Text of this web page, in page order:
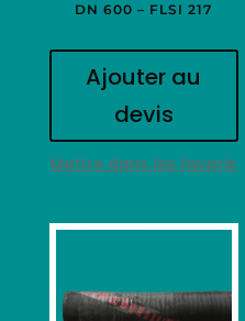
DN 600 – FLSI 217
Ajouter au
devis
Mettre dans les favoris